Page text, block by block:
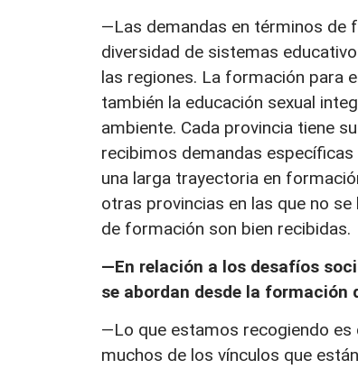
—Las demandas en términos de
diversidad de sistemas
las regiones. La formación para
también la educación sexual
ambiente. Cada provincia tiene
recibimos demandas
una larga trayectoria en
otras provincias en las que no
de formación son bien recibidas.
—En relación a los desafíos
se abordan desde la formación
—Lo que estamos recogiendo
muchos de los vínculos que